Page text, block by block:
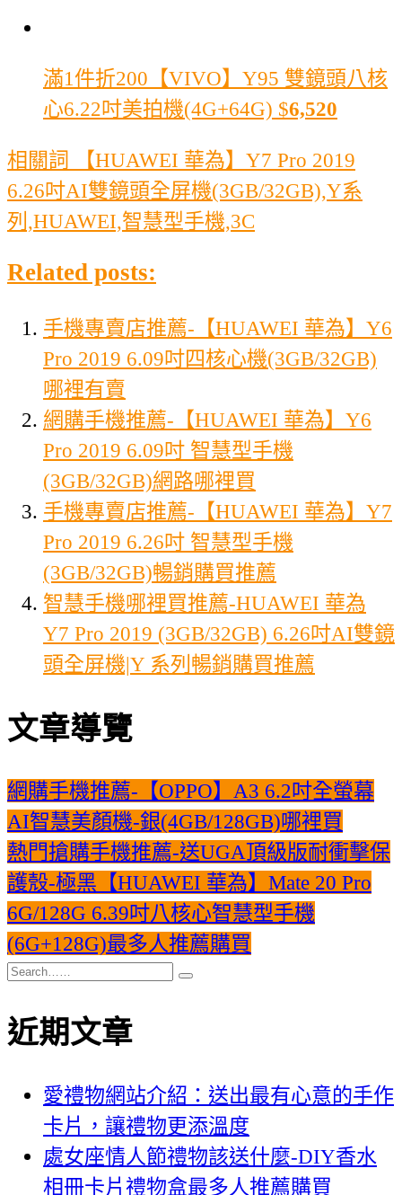
滿1件折200 【VIVO】Y95 雙鏡頭八核
心6.22吋美拍機(4G+64G) $6,520
相關詞 【HUAWEI 華為】Y7 Pro 2019
6.26吋AI雙鏡頭全屏機(3GB/32GB),Y系
列,HUAWEI,智慧型手機,3C
Related posts:
手機專賣店推薦-【HUAWEI 華為】Y6
Pro 2019 6.09吋四核心機(3GB/32GB)
哪裡有賣
網購手機推薦-【HUAWEI 華為】Y6
Pro 2019 6.09吋 智慧型手機
(3GB/32GB)網路哪裡買
手機專賣店推薦-【HUAWEI 華為】Y7
Pro 2019 6.26吋 智慧型手機
(3GB/32GB)暢銷購買推薦
智慧手機哪裡買推薦-HUAWEI 華為
Y7 Pro 2019 (3GB/32GB) 6.26吋AI雙鏡
頭全屏機|Y 系列暢銷購買推薦
文章導覽
網購手機推薦-【OPPO】A3 6.2吋全螢幕
AI智慧美顏機-銀(4GB/128GB)哪裡買
熱門搶購手機推薦-送UGA頂級版耐衝擊保
護殼-極黑【HUAWEI 華為】Mate 20 Pro
6G/128G 6.39吋八核心智慧型手機
(6G+128G)最多人推薦購買
近期文章
愛禮物網站介紹：送出最有心意的手作
卡片，讓禮物更添溫度
處女座情人節禮物該送什麼-DIY香水
相冊卡片禮物盒最多人推薦購買